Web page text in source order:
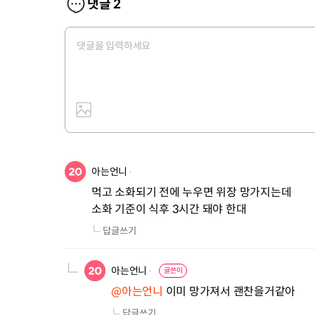
댓글2
아는언니
먹고 소화되기 전에 누우면 위장 망가지는데
소화 기준이 식후 3시간 돼야 한대
답글쓰기
아는언니 글쓴이
@아는언니 이미 망가져서 괜찬을거같아